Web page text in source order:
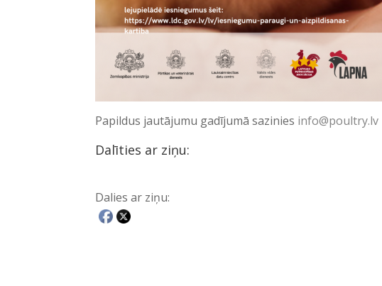
Papildus jautājumu gadījumā sazinies info@poultry.lv
Dalīties ar ziņu:
Dalies ar ziņu: